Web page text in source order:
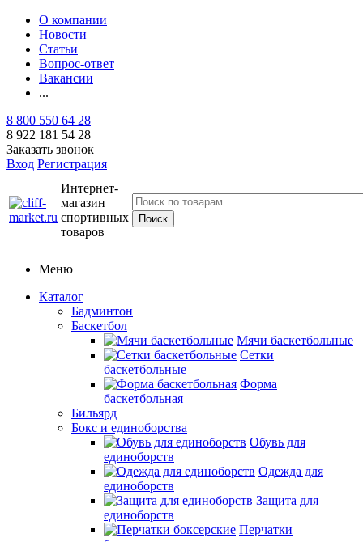
О компании
Новости
Статьи
Вопрос-ответ
Вакансии
...
8 800 550 64 28
8 922 181 54 28
Заказать звонок
Вход Регистрация
Интернет-
магазин
спортивных
товаров
Меню
Каталог
Бадминтон
Баскетбол
Мячи баскетбольные
Сетки
баскетбольные
Форма
баскетбольная
Бильярд
Бокс и единоборства
Обувь для
единоборств
Одежда для
единоборств
Защита для
единоборств
Перчатки